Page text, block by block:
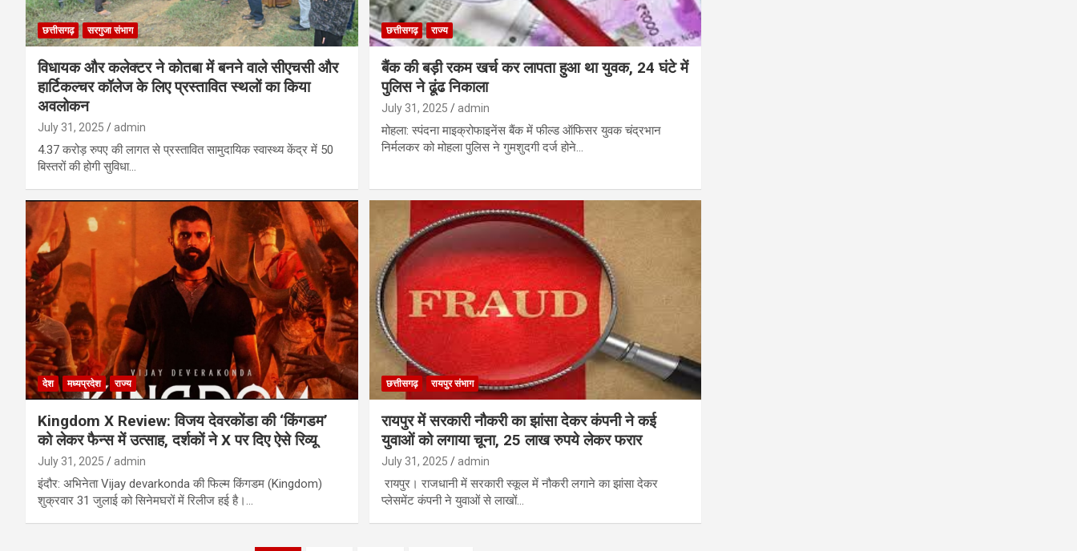
छत्तीसगढ़ सरगुजा संभाग
विधायक और कलेक्टर ने कोतबा में बनने वाले सीएचसी और
हार्टिकल्चर कॉलेज के लिए प्रस्तावित स्थलों का किया
अवलोकन
July 31, 2025 admin
4.37 करोड़ रुपए की लागत से प्रस्तावित सामुदायिक स्वास्थ्य केंद्र में 50
बिस्तरों की होगी सुविधा…
छत्तीसगढ़ राज्य
बैंक की बड़ी रकम खर्च कर लापता हुआ था युवक, 24 घंटे में
पुलिस ने ढूंढ निकाला
July 31, 2025 admin
मोहला: स्पंदना माइक्रोफाइनेंस बैंक में फील्ड ऑफिसर युवक चंद्रभान
निर्मलकर को मोहला पुलिस ने गुमशुदगी दर्ज होने…
देश मध्यप्रदेश राज्य
Kingdom X Review: विजय देवरकोंडा की ‘किंगडम’
को लेकर फैन्स में उत्साह, दर्शकों ने X पर दिए ऐसे रिव्यू
July 31, 2025 admin
इंदौर: अभिनेता Vijay devarkonda की फिल्म किंगडम (Kingdom)
शुक्रवार 31 जुलाई को सिनेमघरों में रिलीज हई है।…
छत्तीसगढ़ रायपुर संभाग
रायपुर में सरकारी नौकरी का झांसा देकर कंपनी ने कई
युवाओं को लगाया चूना, 25 लाख रुपये लेकर फरार
July 31, 2025 admin
रायपुर। राजधानी में सरकारी स्कूल में नौकरी लगाने का झांसा देकर
प्लेसमेंट कंपनी ने युवाओं से लाखों…